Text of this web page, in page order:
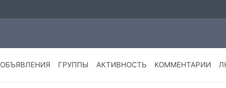
ОБЪЯВЛЕНИЯ ГРУППЫ АКТИВНОСТЬ КОММЕНТАРИИ